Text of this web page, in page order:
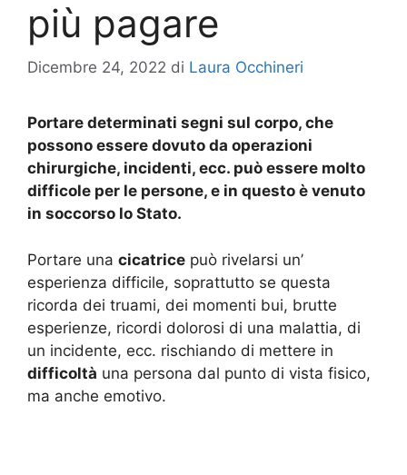
più pagare
Dicembre 24, 2022 di Laura Occhineri
Portare determinati segni sul corpo, che
possono essere dovuto da operazioni
chirurgiche, incidenti, ecc. può essere molto
difficole per le persone, e in questo è venuto
in soccorso lo Stato.
Portare una cicatrice può rivelarsi un’
esperienza difficile, soprattutto se questa
ricorda dei truami, dei momenti bui, brutte
esperienze, ricordi dolorosi di una malattia, di
un incidente, ecc. rischiando di mettere in
difficoltà una persona dal punto di vista fisico,
ma anche emotivo.